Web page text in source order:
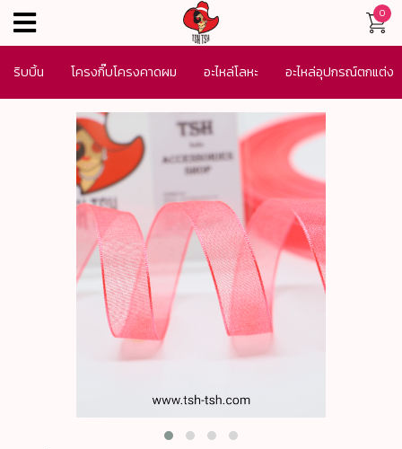
0
menu
ริบบิ้น โครงกิ๊บโครงคาดผม อะไหล่โลหะ อะไหล่อุปกรณ์ตกแต่ง
เครื่องประดับ